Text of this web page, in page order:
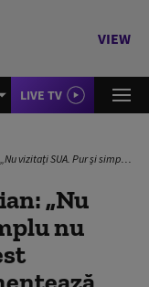
VIEW
LIVE TV
riscurile în acest moment”. Cum argumentează editorialista
„Nu
nu